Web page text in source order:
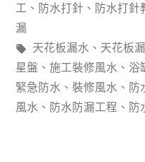
工 、 防水打針 、 防水打針
漏
標
籤:
天花板漏水 、 天花板
星盤 、 施工裝修風水 、 浴
緊急防水 、 裝修風水 、 防
風水 、 防水防漏工程 、 防